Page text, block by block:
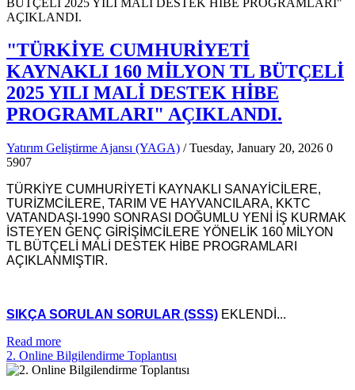
"TÜRKİYE CUMHURİYETİ
KAYNAKLI 160 MİLYON TL BÜTÇELİ
2025 YILI MALİ DESTEK HİBE
PROGRAMLARI" AÇIKLANDI.
Yatırım Geliştirme Ajansı (YAGA) / Tuesday, January 20, 2026 0
5907
TÜRKİYE CUMHURİYETİ KAYNAKLI SANAYİCİLERE,
TURİZMCİLERE, TARIM VE HAYVANCILARA, KKTC
VATANDAŞI-1990 SONRASI DOĞUMLU YENİ İŞ KURMAK
İSTEYEN GENÇ GİRİŞİMCİLERE YÖNELİK 160 MİLYON
TL BÜTÇELİ MALİ DESTEK HİBE PROGRAMLARI
AÇIKLANMIŞTIR.
SIKÇA SORULAN SORULAR (SSS) EKLENDİ...
Read more
2. Online Bilgilendirme Toplantısı